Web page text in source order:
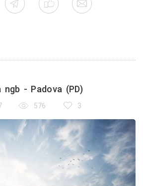
ngb - Padova (PD)
576 3